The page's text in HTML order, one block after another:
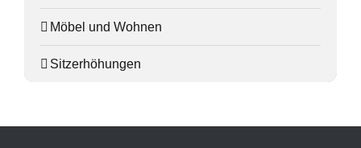
Möbel und Wohnen
Sitzerhöhungen